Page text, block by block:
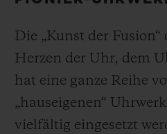
Die „Kunst der
Herzen der Uhr, dem
hat eine ganze Reihe
„hauseigenen“
vielfältig eingesetzt